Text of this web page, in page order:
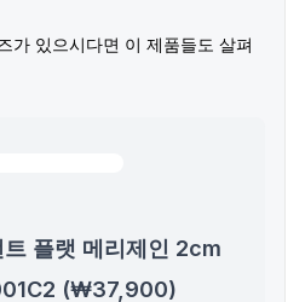
가 있으시다면 이 제품들도 살펴
플랫 메리제인 2cm
(₩37,900)